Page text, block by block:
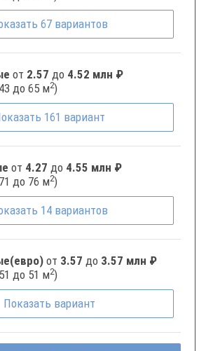
67 вариантов
от 2.57 до 4.52 млн ₽
до 65 м2)
161 вариант
от 4.27 до 4.55 млн ₽
до 76 м2)
14 вариантов
от 3.57 до 3.57 млн ₽
до 51 м2)
Показать вариант